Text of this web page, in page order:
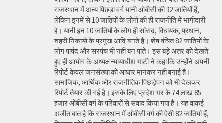
राजस्थान में अन्य पिछड़ा वर्ग यानी ओबीसी की 92 जातियों हैं,
लेकिन इनमें से 10 जातियों के लोगों की ही राजनीति में भागीदारी
है। यानी इन 10 जातियों के लोग ही सांसद, विधायक, प्रधान,
शहरी निकायों के प्रमुख आदि बनते हैं। शेष वंचित 82 जातियों के
लोग पार्षद और सरपंच भी नहीं बन पाते। इस बड़े अंतर को देखते
हुए ही आयोग के अध्यक्ष न्यायाधीश भाटी ने कहा कि उन्होंने अपनी
रिपोर्ट केवल जनसंख्या को आधार मानकर नहीं बनाई है।
सामाजिक, आर्थिक और राजनीतिक पिछड़ेपन को भी देखकर
रिपोर्ट तैयार की गई है। इसके लिए प्रदेश भर के 74 लाख 85
हजार ओबीसी वर्ग के परिवारों से संवाद किया गया है। यह वाकई
अजीत बात है कि राजस्थान में ओबीसी वर्ग की ऐसी 82 जातियां हैं,